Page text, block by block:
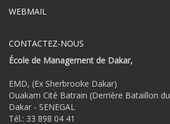
WEBMAIL
CONTACTEZ-NOUS
École de Management de Dakar,
EMD, (Ex Sherbrooke Dakar)
Ouakam Cité Batrain (Derrière Bataillon
Dakar - SENEGAL
Tél.: 33 898 04 41